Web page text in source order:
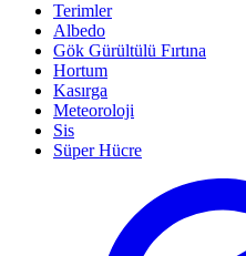
Terimler
Albedo
Gök Gürültülü Fırtına
Hortum
Kasırga
Meteoroloji
Sis
Süper Hücre